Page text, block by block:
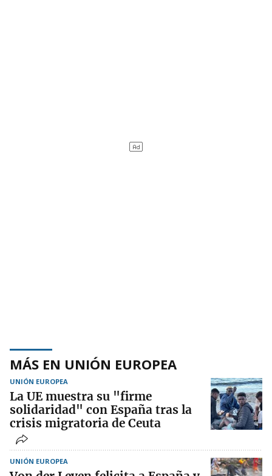
MÁS EN UNIÓN EUROPEA
UNIÓN EUROPEA
La UE muestra su "firme
solidaridad" con España tras la
crisis migratoria de Ceuta
UNIÓN EUROPEA